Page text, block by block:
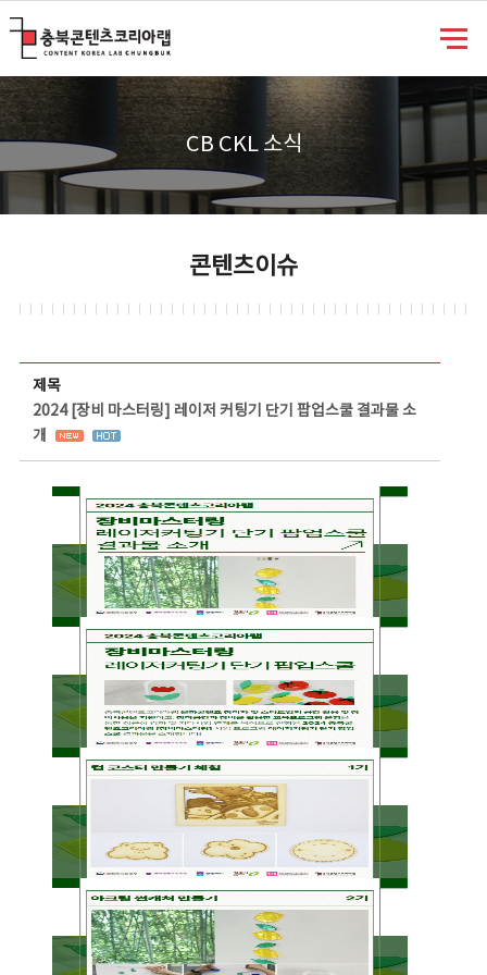
CB CKL 소식
콘텐츠이슈
제목
2024 [장비 마스터링] 레이저 커팅기 단기 팝업스쿨 결과물 소
개